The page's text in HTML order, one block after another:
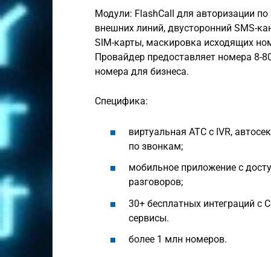
Модули: FlashCall для авторизации
внешних линий, двусторонний SMS-
SIM-карты, маскировка исходящих
Провайдер предоставляет номера 8-
номера для бизнеса.
Специфика:
виртуальная АТС с IVR,
по звонкам;
мобильное приложение с
разговоров;
30+ бесплатных интеграций с
сервисы.
более 1 млн номеров.